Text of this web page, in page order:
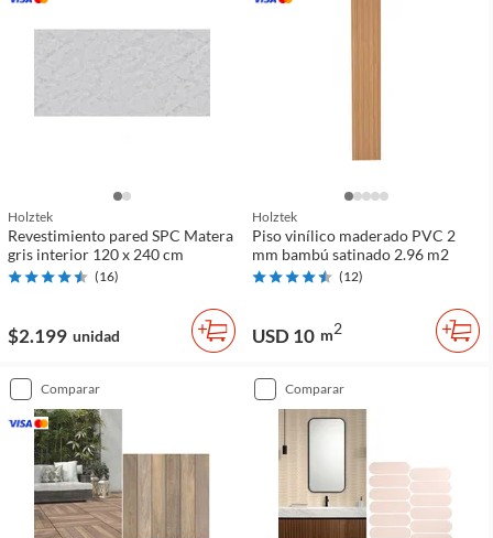
Holztek
Revestimiento pared SPC Matera
gris interior 120 x 240 cm
(16)
$2.199 unidad
Holztek
Piso vinílico maderado PVC 2
mm bambú satinado 2.96 m2
(12)
USD 10 m2
comparar comparar